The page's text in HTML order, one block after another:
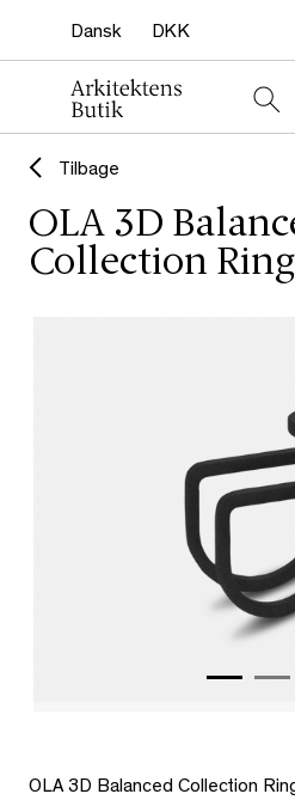
Tilbage
OLA 3D
Collection
OLA 3D Balanced Collection